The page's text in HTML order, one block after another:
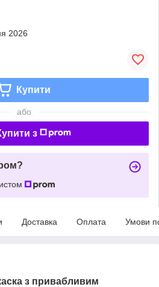
2026
Купити
або
з
Доставка Оплата Умови
з привабливим